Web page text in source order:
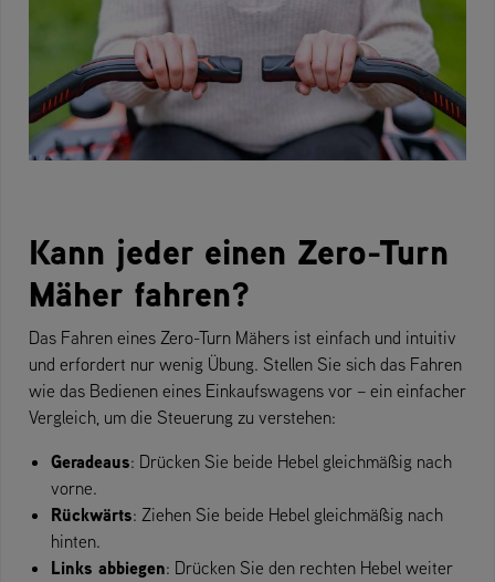
Kann jeder einen Zero-Turn
Mäher fahren?
Das Fahren eines Zero-Turn Mähers ist einfach und intuitiv
und erfordert nur wenig Übung. Stellen Sie sich das Fahren
wie das Bedienen eines Einkaufswagens vor – ein einfacher
Vergleich, um die Steuerung zu verstehen:
Geradeaus: Drücken Sie beide Hebel gleichmäßig nach
vorne.
Rückwärts: Ziehen Sie beide Hebel gleichmäßig nach
hinten.
Links abbiegen: Drücken Sie den rechten Hebel weiter